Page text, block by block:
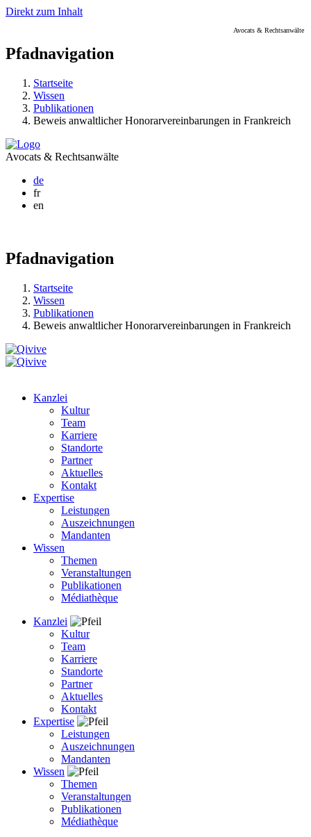
Direkt zum Inhalt
Avocats & Rechtsanwälte
Pfadnavigation
Startseite
Wissen
Publikationen
Beweis anwaltlicher Honorarvereinbarungen in Frankreich
Avocats & Rechtsanwälte
de
fr
en
Pfadnavigation
Startseite
Wissen
Publikationen
Beweis anwaltlicher Honorarvereinbarungen in Frankreich
Kanzlei
Kultur
Team
Karriere
Standorte
Partner
Aktuelles
Kontakt
Expertise
Leistungen
Auszeichnungen
Mandanten
Wissen
Themen
Veranstaltungen
Publikationen
Médiathèque
Kanzlei
Kultur
Team
Karriere
Standorte
Partner
Aktuelles
Kontakt
Expertise
Leistungen
Auszeichnungen
Mandanten
Wissen
Themen
Veranstaltungen
Publikationen
Médiathèque